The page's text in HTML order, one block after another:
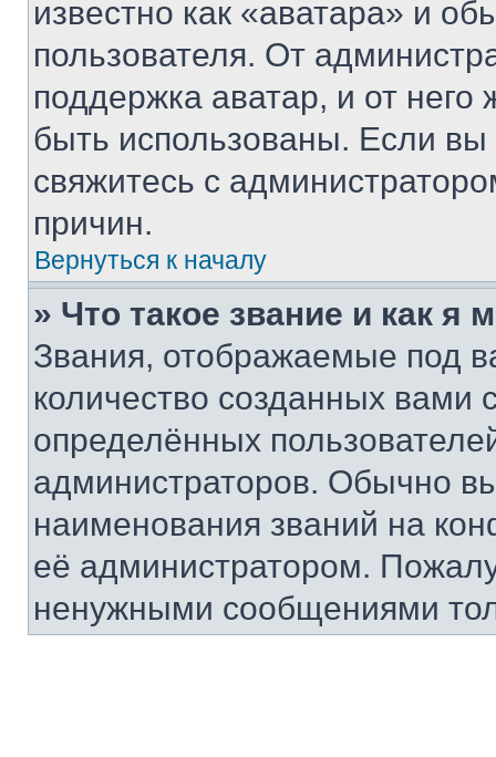
известно как «аватара» и
пользователя. От
поддержка аватар, и от него
быть использованы. Если
свяжитесь с
причин.
Вернуться к началу
» Что такое звание и как я
Звания, отображаемые под
количество созданных
определённых
администраторов. Обычно
наименования званий на
её администратором.
ненужными сообщениями